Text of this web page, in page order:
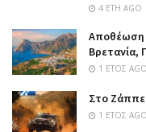
4 ΈΤΗ AGO
Αποθέωση
Βρετανία,
1 ΈΤΟΣ AGO
Στο
1 ΈΤΟΣ AGO